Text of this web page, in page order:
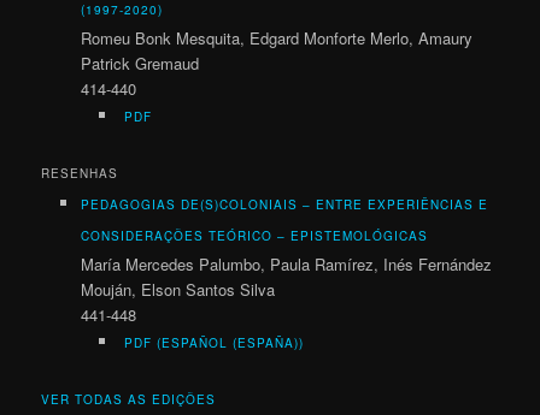
(1997-2020)
Romeu Bonk Mesquita, Edgard Monforte Merlo, Amaury
Patrick Gremaud
414-440
PDF
RESENHAS
PEDAGOGIAS DE(S)COLONIAIS – ENTRE EXPERIÊNCIAS E
CONSIDERAÇÕES TEÓRICO – EPISTEMOLÓGICAS
María Mercedes Palumbo, Paula Ramírez, Inés Fernández
Mouján, Elson Santos Silva
441-448
PDF (ESPAÑOL (ESPAÑA))
VER TODAS AS EDIÇÕES